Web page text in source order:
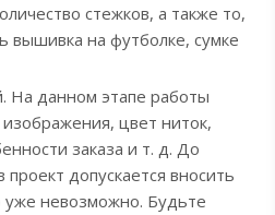
стежков, а также то,
вышивка на футболке, сумке
На данном этапе работы
цвет ниток,
заказа и т. д. До
допускается вносить
невозможно. Будьте